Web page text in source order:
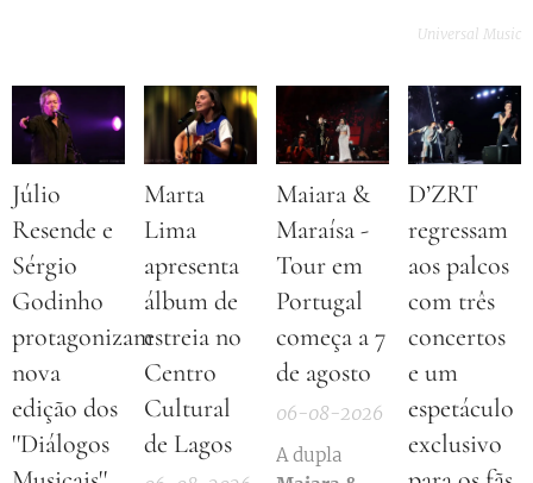
Universal Music
Júlio
Resende e
Sérgio
Godinho
protagonizam
nova
edição dos
''Diálogos
Marta
Lima
apresenta
álbum de
estreia no
Centro
Cultural
de Lagos
Maiara &
Maraísa -
Tour em
Portugal
começa a 7
de agosto
06-08-2026
A dupla
D’ZRT
regressam
aos palcos
com três
concertos
e um
espetáculo
exclusivo